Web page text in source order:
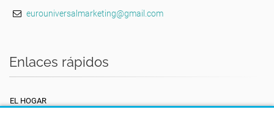
eurouniversalmarketing@gmail.com
Enlaces rápidos
EL HOGAR